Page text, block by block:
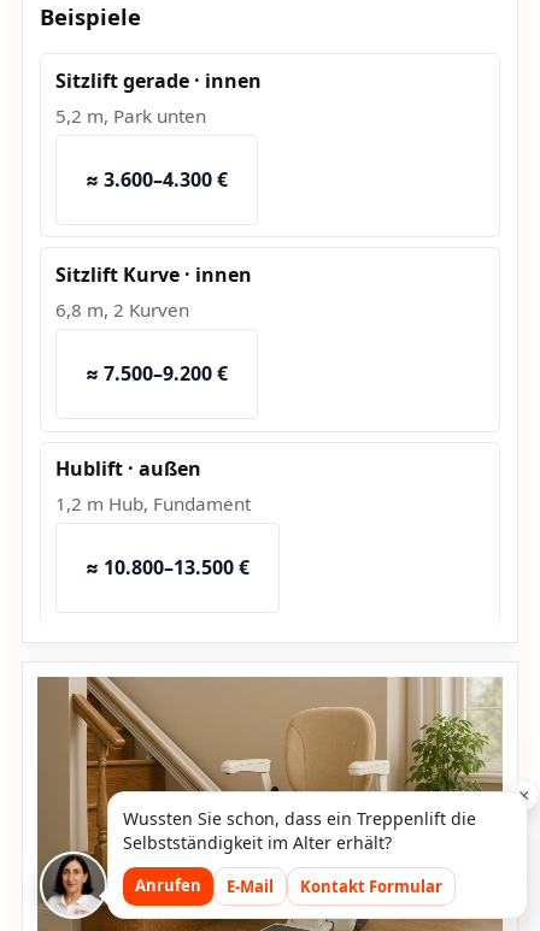
Beispiele
Sitzlift gerade · innen
5,2 m, Park unten
≈ 3.600–4.300 €
Sitzlift Kurve · innen
6,8 m, 2 Kurven
≈ 7.500–9.200 €
Hublift · außen
1,2 m Hub, Fundament
≈ 10.800–13.500 €
×
Wussten Sie schon, dass ein Treppenlift die
Selbstständigkeit im Alter erhält?
Anrufen E-Mail Kontakt Formular